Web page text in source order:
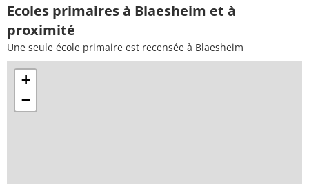
Ecoles primaires à Blaesheim et à
proximité
Une seule école primaire est recensée à Blaesheim
+
−